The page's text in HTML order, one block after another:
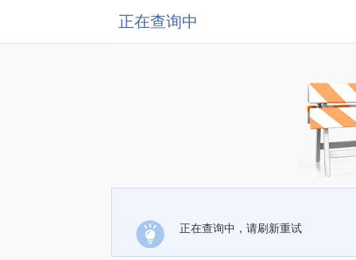
正在查询中
正在查询中，请刷新重试